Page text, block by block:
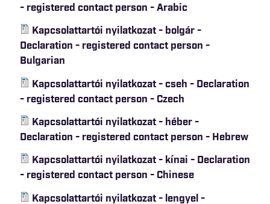
- registered contact person - Arabic
Kapcsolattartói nyilatkozat - bolgár -
Declaration - registered contact person -
Bulgarian
Kapcsolattartói nyilatkozat - cseh - Declaration
- registered contact person - Czech
Kapcsolattartói nyilatkozat - héber -
Declaration - registered contact person - Hebrew
Kapcsolattartói nyilatkozat - kínai - Declaration
- registered contact person - Chinese
Kapcsolattartói nyilatkozat - lengyel -